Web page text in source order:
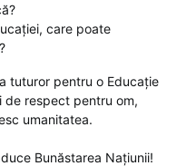
care poate
tuturor pentru o Educație
de respect pentru om,
umanitatea.
Bunăstarea Națiunii!